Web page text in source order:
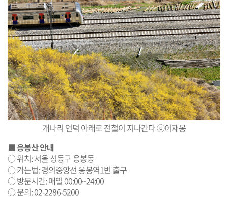
개나리 언덕 아래로 전철이 지나간다 ⓒ이재몽
■ 응봉산 안내
○ 위치: 서울 성동구 응봉동
○ 가는법: 경의중앙선 응봉역1번 출구
○ 방문시간: 매일 00:00~24:00
○ 문의: 02-2286-5200